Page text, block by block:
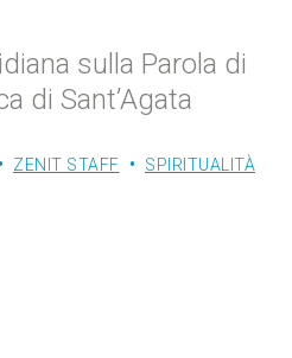
sulla Parola di
di Sant’Agata
ZENIT STAFF
SPIRITUALITÀ